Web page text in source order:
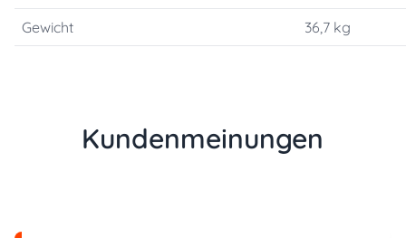
Gewicht 36,7 kg
Kundenmeinungen